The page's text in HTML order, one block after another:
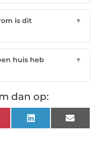
is dit
▼
huis heb
▼
dan op:
LinkedIn Email